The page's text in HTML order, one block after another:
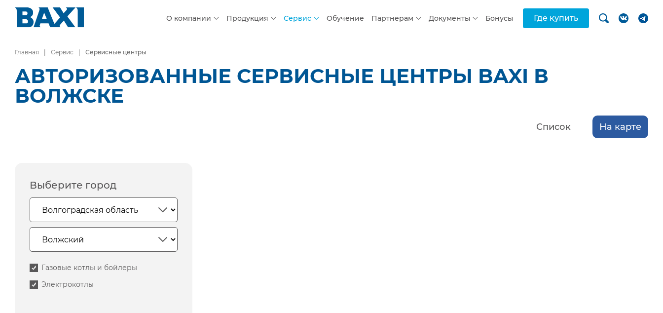
О компании Продукция Сервис Обучение Партнерам Документы Бонусы Где купить
Главная Сервис Сервисные центры
АВТОРИЗОВАННЫЕ СЕРВИСНЫЕ ЦЕНТРЫ BAXI В
ВОЛЖСКЕ
Список На карте
Выберите город
Газовые котлы и бойлеры
Электрокотлы